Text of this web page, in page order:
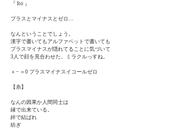
『 Ito 』
プラスとマイナスとゼロ…
なんということでしょう。
漢字で書いてもアルファベットで書いても
プラスマイナスが隠れてることに気づいて
3人で顔を見合わせた。ミラクルっすね。
＋− ＝0 プラスマイナスイコールゼロ
【糸】
なんの因果か人間同士は
縁で出来ている。
絆で結ばれ
紡ぎ